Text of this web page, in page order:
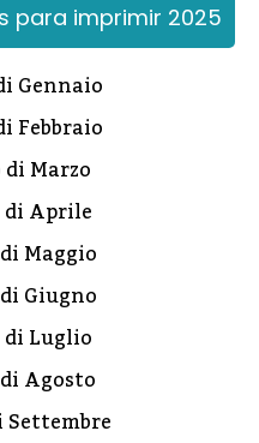
para imprimir 2025
Gennaio
Febbraio
Marzo
Aprile
Maggio
Giugno
Luglio
Agosto